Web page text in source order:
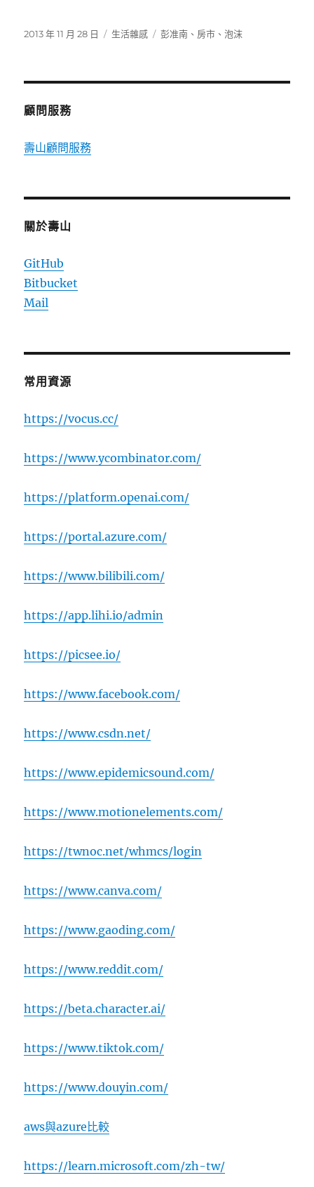
發
2013 年 11 月 28 日
分
生活雜感
標
彭准南 、 房市 、泡沫
顧問服務
壽山顧問服務
關於壽山
GitHub
Bitbucket
Mail
常用資源
https://vocus.cc/
https://www.ycombinator.com/
https://platform.openai.com/
https://portal.azure.com/
https://www.bilibili.com/
https://app.lihi.io/admin
https://picsee.io/
https://www.facebook.com/
https://www.csdn.net/
https://www.epidemicsound.com/
https://www.motionelements.com/
https://twnoc.net/whmcs/login
https://www.canva.com/
https://www.gaoding.com/
https://www.reddit.com/
https://beta.character.ai/
https://www.tiktok.com/
https://www.douyin.com/
aws與azure比較
https://learn.microsoft.com/zh-tw/